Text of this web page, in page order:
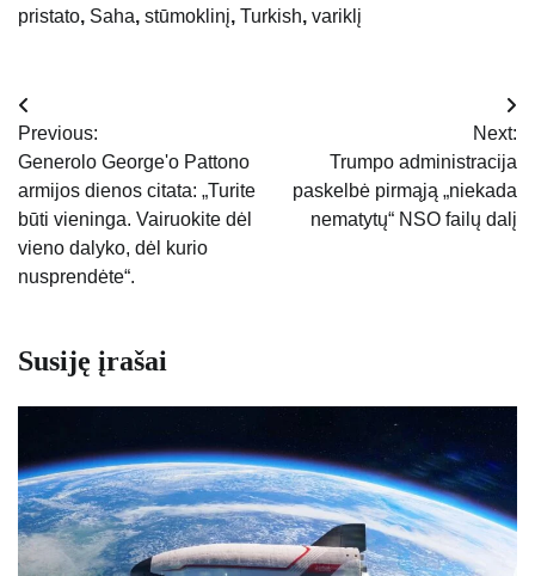
pristato, Saha, stūmoklinį, Turkish, variklį
Navigacija
tarp
įrašų
Previous:
Generolo George'o Pattono
armijos dienos citata: „Turite
būti vieninga. Vairuokite dėl
vieno dalyko, dėl kurio
nusprendėte“.
Next:
Trumpo administracija
paskelbė pirmąją „niekada
nematytų“ NSO failų dalį
Susiję įrašai